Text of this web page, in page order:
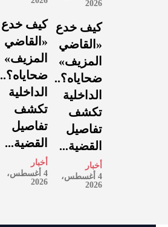
2026
كيف خدع
«القاضي
المزيف»
ضحاياه؟..
الداخلية
تكشف
تفاصيل
القضية...
أخبار
4 أغسطس،
2026
كيف خدع
«القاضي
المزيف»
ضحاياه؟..
الداخلية
تكشف
تفاصيل
القضية...
أخبار
4 أغسطس،
2026